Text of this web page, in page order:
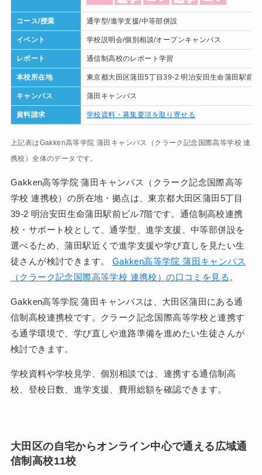
コース/授業 通学型/進学支援/中等部併設
イベント 学校説明会/個別相談/オープンキャンパス
レポート 通信制高校のレポート学習
本校所在地 東京都大田区蒲田5丁目39-2 明治安田生命蒲田駅前
キャンパス 蒲田キャンパス
資料請求 学校資料・募集要項を取り寄せる
上記表はGakken高等学院 蒲田キャンパス（クラーク記念国際高等学校 連
携校）全体のデータです。
Gakken高等学院 蒲田キャンパス（クラーク記念国際高等
学校 連携校）の所在地・拠点は、東京都大田区蒲田5丁目
39-2 明治安田生命蒲田駅前ビル7階です。通信制高校連携
校・サポート校として、通学型、進学支援、中等部併設を
選べるため、蒲田駅近くで進学支援や学び直しを見たい生
徒さんが検討できます。 Gakken高等学院 蒲田キャンパス
（クラーク記念国際高等学校 連携校）の口コミを見る 。
Gakken高等学院 蒲田キャンパスは、大田区蒲田にある通
信制高校連携校です。クラーク記念国際高等学校と連携す
る通学環境で、学び直しや進路準備を進めたい生徒さんが
検討できます。
学校資料や学校見学、個別相談では、連携する通信制高
校、登校日数、進学支援、費用総額を確認できます。
大田区の自宅からオンライン中心で通える広域通
信制高校11校